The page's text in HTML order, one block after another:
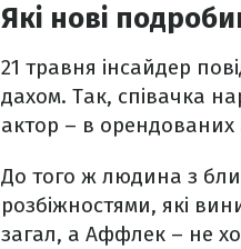
Які нові
21 травня інсайдер
дахом. Так, співачка
актор – в орендованих
До того ж людина з
розбіжностями, які
загал, а Аффлек – не